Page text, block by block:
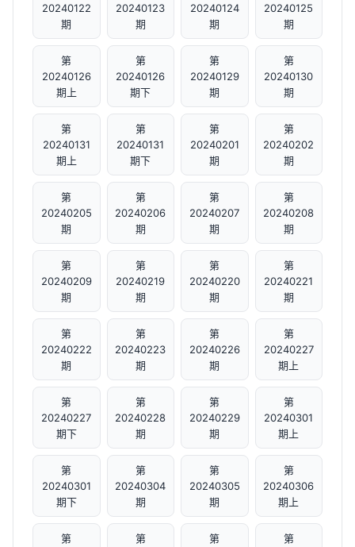
20240122
期
20240123
期
20240124
期
20240125
期
第
20240126
期上
第
20240126
期下
第
20240129
期
第
20240130
期
第
20240131
期上
第
20240131
期下
第
20240201
期
第
20240202
期
第
20240205
期
第
20240206
期
第
20240207
期
第
20240208
期
第
20240209
期
第
20240219
期
第
20240220
期
第
20240221
期
第
20240222
期
第
20240223
期
第
20240226
期
第
20240227
期上
第
20240227
期下
第
20240228
期
第
20240229
期
第
20240301
期上
第
20240301
期下
第
20240304
期
第
20240305
期
第
20240306
期上
第
第
第
第